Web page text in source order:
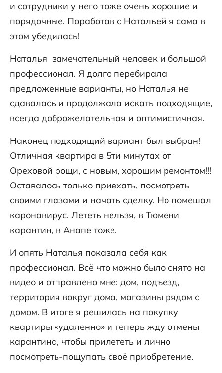
и сотрудники у него тоже очень хорошие и
порядочные. Поработав с Натальей я сама в
этом убедилась!
Наталья замечательный человек и большой
профессионал. Я долго перебирала
предложенные варианты, но Наталья не
сдавалась и продолжала искать подходящие,
всегда доброжелательная и оптимистичная.
Наконец подходящий вариант был выбран!
Отличная квартира в 5ти минутах от
Ореховой рощи, с новым, хорошим ремонтом!!!
Оставалось только приехать, посмотреть
своими глазами и начать сделку. Но помешал
каронавирус. Лететь нельзя, в Тюмени
карантин, в Анапе тоже.
И опять Наталья показала себя как
профессионал. Всё что можно было снято на
видео и отправлено мне: дом, подъезд,
территория вокруг дома, магазины рядом с
домом. В итоге я решилась на покупку
квартиры «удаленно» и теперь жду отмены
карантина, чтобы прилететь и лично
посмотреть-пощупать своё приобретение.